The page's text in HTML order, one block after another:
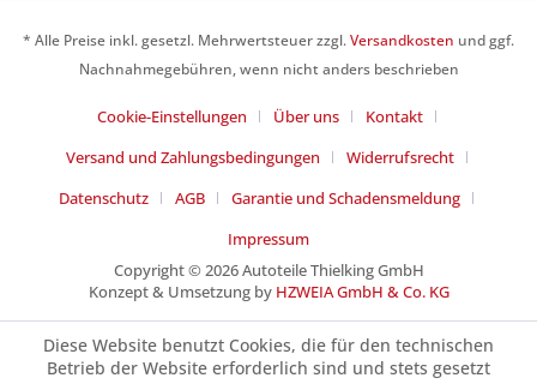
* Alle Preise inkl. gesetzl. Mehrwertsteuer zzgl.Versandkosten und ggf.
Nachnahmegebühren, wenn nicht anders beschrieben
Cookie-Einstellungen Über uns
Kontakt
Versand und Zahlungsbedingungen
Widerrufsrecht
Datenschutz
AGB
Garantie und Schadensmeldung
Impressum
Copyright © 2026 Autoteile Thielking GmbH
Konzept & Umsetzung by HZWEIA GmbH & Co. KG
Diese Website benutzt Cookies, die für den technischen
Betrieb der Website erforderlich sind und stets gesetzt